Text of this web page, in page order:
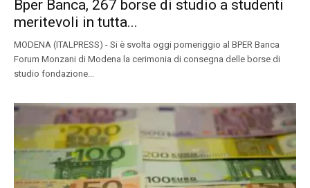
Bper Banca, 267 borse di studio a studenti
meritevoli in tutta...
MODENA (ITALPRESS) - Si è svolta oggi pomeriggio al BPER Banca
Forum Monzani di Modena la cerimonia di consegna delle borse di
studio fondazione...